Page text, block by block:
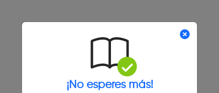
¡No esperes más!